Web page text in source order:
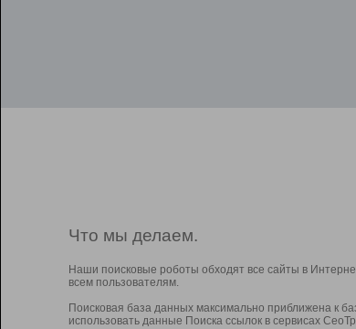
Что мы делаем.
Наши поисковые роботы обходят все сайты в
всем пользователям.
Поисковая база данных максимально приближена к
использовать данные Поиска ссылок в сервисах